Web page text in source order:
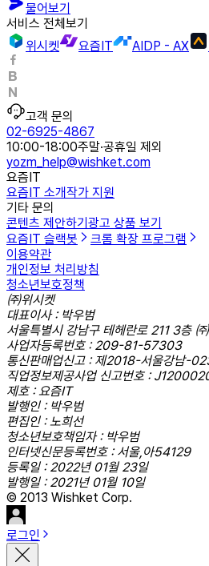
물어보기
서비스 전체보기
위시켓
요즘IT AIDP - AX
고객 문의
02-6925-4867
10:00-18:00주말·공휴일 제외
yozm_help@wishket.com
요즘IT
요즘IT 소개작가 지원
기타 문의
콘텐츠 제안하기 광고 상품 보기
요즘IT 슬랙봇
크롬 확장 프로그램
이용약관
개인정보 처리방침
청소년보호정책
㈜위시켓
대표이사 : 박우범
서울특별시 강남구 테헤란로 211 3층
사업자등록번호 : 209-81-57303
통신판매업신고 : 제2018-서울강남-
직업정보제공사업 신고번호 :
제호 : 요즘IT
발행인 : 박우범
편집인 : 노희선
청소년보호책임자 : 박우범
인터넷신문등록번호 : 서울,아54129
등록일 : 2022년 01월 23일
발행일 : 2021년 01월 10일
© 2013 Wishket Corp.
로그인